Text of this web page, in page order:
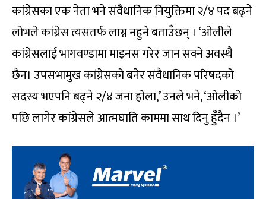
कांग्रेसका एक नेता भने संवैधानिक नियुक्तिमा २/४ पद बढ्ने
लोभले कांग्रेस त्यसतर्फ लाग्न नहुने बताउँछन् । ‘ओलीले
कांग्रेसलाई भागवण्डामा माइनस गरेर जान सक्ने अवस्थै
छैन। उपसभामुख कांग्रेसको बनेर संवैधानिक परिषदको
सदस्य भएपनि बढ्ने २/४ जना होला,’ उनले भने, ‘ओलीको
पछि लागेर कांग्रेसले आत्मघाति काममा साथ दिनु हुँदैन ।’